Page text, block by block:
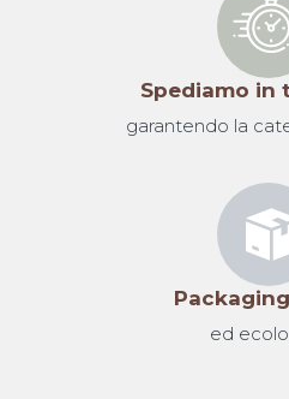
Spediamo in
garantendo la
ed